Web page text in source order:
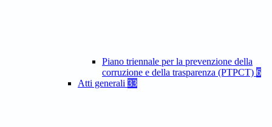
Piano triennale per la prevenzione della
corruzione e della trasparenza (PTPCT) 6
Atti generali 33